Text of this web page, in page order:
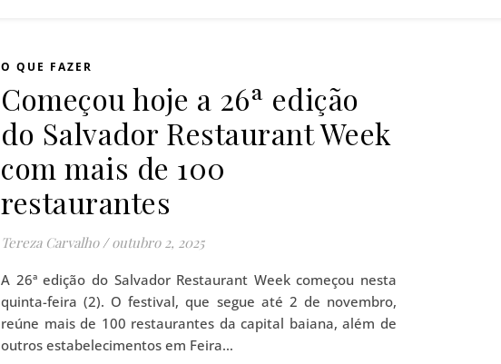
O QUE FAZER
Começou hoje a 26ª edição
do Salvador Restaurant Week
com mais de 100
restaurantes
Tereza Carvalho / outubro 2, 2025
A 26ª edição do Salvador Restaurant Week começou nesta
quinta-feira (2). O festival, que segue até 2 de novembro,
reúne mais de 100 restaurantes da capital baiana, além de
outros estabelecimentos em Feira…